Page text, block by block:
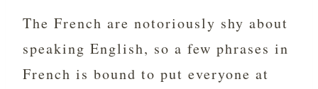
The French are notoriously shy about
speaking English, so a few phrases in
French is bound to put everyone at